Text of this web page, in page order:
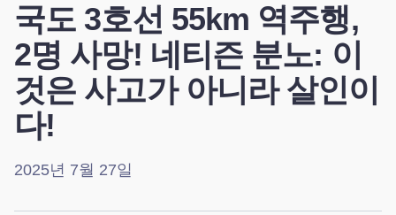
국도 3호선 55km 역주행,
2명 사망! 네티즌 분노: 이
것은 사고가 아니라 살인이
다!
2025년 7월 27일